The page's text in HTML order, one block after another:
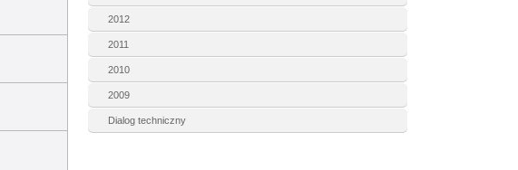
2012
2011
2010
2009
Dialog techniczny